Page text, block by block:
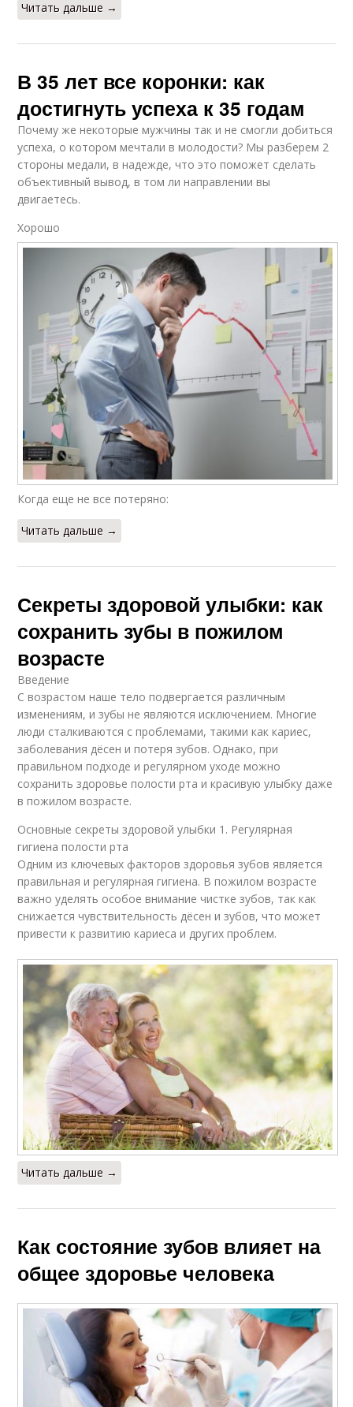
Читать дальше →
В 35 лет все коронки: как
достигнуть успеха к 35 годам
Почему же некоторые мужчины так и не смогли добиться
успеха, о котором мечтали в молодости? Мы разберем 2
стороны медали, в надежде, что это поможет сделать
объективный вывод, в том ли направлении вы
двигаетесь.
Хорошо
Когда еще не все потеряно:
Читать дальше →
Секреты здоровой улыбки: как
сохранить зубы в пожилом
возрасте
Введение
С возрастом наше тело подвергается различным
изменениям, и зубы не являются исключением. Многие
люди сталкиваются с проблемами, такими как кариес,
заболевания дёсен и потеря зубов. Однако, при
правильном подходе и регулярном уходе можно
сохранить здоровье полости рта и красивую улыбку даже
в пожилом возрасте.
Основные секреты здоровой улыбки 1. Регулярная
гигиена полости рта
Одним из ключевых факторов здоровья зубов является
правильная и регулярная гигиена. В пожилом возрасте
важно уделять особое внимание чистке зубов, так как
снижается чувствительность дёсен и зубов, что может
привести к развитию кариеса и других проблем.
Читать дальше →
Как состояние зубов влияет на
общее здоровье человека